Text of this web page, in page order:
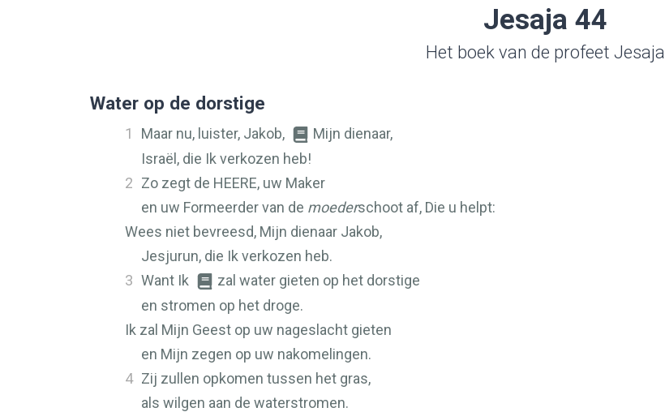
Jesaja 44
Het boek van de profeet Jesaja
Water op de dorstige
1 Maar nu, luister, Jakob,
Mijn dienaar,
Israël, die Ik verkozen heb!
2 Zo zegt de HEERE, uw Maker
en uw Formeerder van de moederschoot af, Die u helpt:
Wees niet bevreesd, Mijn dienaar Jakob,
Jesjurun, die Ik verkozen heb.
3 Want Ik
zal water gieten op het dorstige
en stromen op het droge.
Ik zal Mijn Geest op uw nageslacht gieten
en Mijn zegen op uw nakomelingen.
4 Zij zullen opkomen tussen het gras,
als wilgen aan de waterstromen.